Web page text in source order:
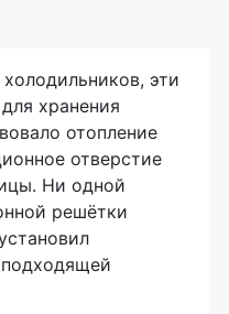
эти
хранения
отопление
отверстие
Ни одной
решётки